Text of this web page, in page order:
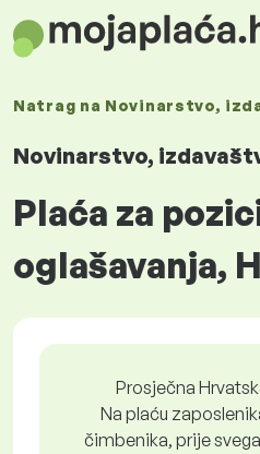
Natrag na Novinarstvo,
Novinarstvo,
Plaća za
oglašavanja,
Prosječna
Na plaću
čimbenika, prije